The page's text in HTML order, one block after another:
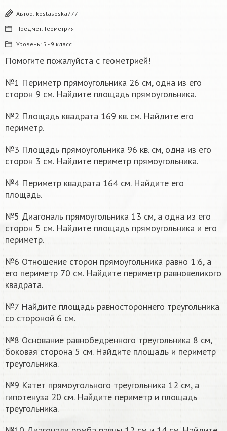
Автор: kostasoska777
Предмет: Геометрия
Уровень: 5 - 9 класс
Помогите пожалуйста с геометрией!
№1 Периметр прямоугольника 26 см, одна из его
сторон 9 см. Найдите площадь прямоугольника.
№2 Площадь квадрата 169 кв. см. Найдите его
периметр.
№3 Площадь прямоугольника 96 кв. см, одна из его
сторон 3 см. Найдите периметр прямоугольника.
№4 Периметр квадрата 164 см. Найдите его
площадь.
№5 Диагональ прямоугольника 13 см, а одна из его
сторон 5 см. Найдите площадь прямоугольника и его
периметр.
№6 Отношение сторон прямоугольника равно 1:6, а
его периметр 70 см. Найдите периметр равновеликого
квадрата.
№7 Найдите площадь равностороннего треугольника
со стороной 6 см.
№8 Основание равнобедренного треугольника 8 см,
боковая сторона 5 см. Найдите площадь и периметр
треугольника.
№9 Катет прямоугольного треугольника 12 см, а
гипотенуза 20 см. Найдите периметр и площадь
треугольника.